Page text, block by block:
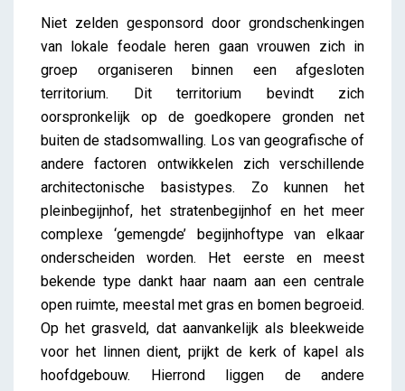
Niet zelden gesponsord door grondschenkingen
van lokale feodale heren gaan vrouwen zich in
groep organiseren binnen een afgesloten
territorium. Dit territorium bevindt zich
oorspronkelijk op de goedkopere gronden net
buiten de stadsomwalling. Los van geografische of
andere factoren ontwikkelen zich verschillende
architectonische basistypes. Zo kunnen het
pleinbegijnhof, het stratenbegijnhof en het meer
complexe ‘gemengde’ begijnhoftype van elkaar
onderscheiden worden. Het eerste en meest
bekende type dankt haar naam aan een centrale
open ruimte, meestal met gras en bomen begroeid.
Op het grasveld, dat aanvankelijk als bleekweide
voor het linnen dient, prijkt de kerk of kapel als
hoofdgebouw. Hierrond liggen de andere